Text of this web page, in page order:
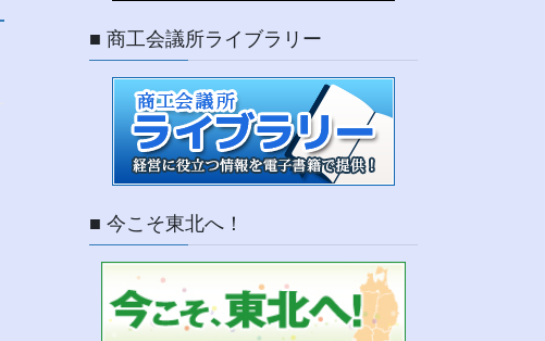
■ 商工会議所ライブラリー
■ 今こそ東北へ！